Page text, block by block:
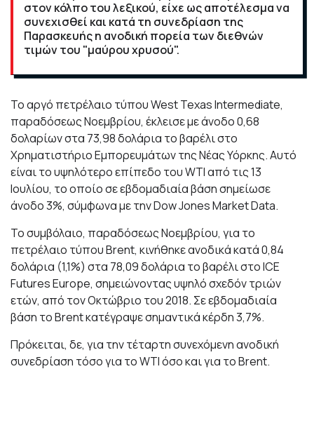
στον κόλπο του λεξικού, είχε ως αποτέλεσμα να
συνεχισθεί και κατά τη συνεδρίαση της
Παρασκευής η ανοδική πορεία των διεθνών
τιμών του "μαύρου χρυσού".
Το αργό πετρέλαιο τύπου West Texas Intermediate,
παραδόσεως Νοεμβρίου, έκλεισε με άνοδο 0,68
δολαρίων στα 73,98 δολάρια το βαρέλι στο
Χρηματιστήριο Εμπορευμάτων της Νέας Υόρκης. Αυτό
είναι το υψηλότερο επίπεδο του WTI από τις 13
Ιουλίου, το οποίο σε εβδομαδιαία βάση σημείωσε
άνοδο 3%, σύμφωνα με την Dow Jones Market Data.
Το συμβόλαιο, παραδόσεως Νοεμβρίου, για το
πετρέλαιο τύπου Brent, κινήθηκε ανοδικά κατά 0,84
δολάρια (1,1%) στα 78,09 δολάρια το βαρέλι στο ICE
Futures Europe, σημειώνοντας υψηλό σχεδόν τριών
ετών, από τον Οκτώβριο του 2018. Σε εβδομαδιαία
βάση το Brent κατέγραψε σημαντικά κέρδη 3,7%.
Πρόκειται, δε, για την τέταρτη συνεχόμενη ανοδική
συνεδρίαση τόσο για το WTI όσο και για το Brent.